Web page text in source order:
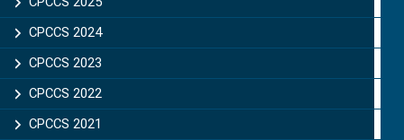
CPCCS 2024
CPCCS 2023
CPCCS 2022
CPCCS 2021